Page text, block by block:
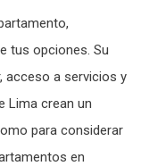
tus opciones. Su
acceso a servicios y
Lima crean un
para considerar
en